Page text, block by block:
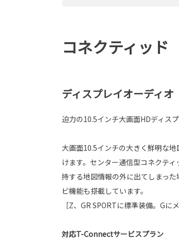
コネクティッド
ディスプレイオーディ
迫力の10.5インチ大画面HDディス
大画面10.5インチの大きく鮮明な
けます。センター通信型コネクテ
持する地図情報の外に出てしまっ
ビ機能も搭載しています。
［Z、GR SPORTに標準装備。Gに
対応T-Connectサービスプラン